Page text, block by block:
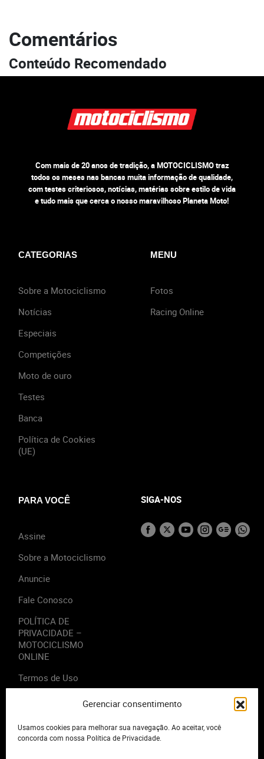
Gerenciar consentimento
Usamos cookies para melhorar sua navegação. Ao aceitar, você
concorda com nossa Política de Privacidade.
Comentários
Conteúdo Recomendado
Com mais de 20 anos de tradição, a MOTOCICLISMO traz
todos os meses nas bancas muita informação de qualidade,
com testes criteriosos, notícias, matérias sobre estilo de vida
e tudo mais que cerca o nosso maravilhoso Planeta Moto!
CATEGORIAS
Sobre a Motociclismo
Notícias
Especiais
Competições
Moto de ouro
Testes
Banca
Política de Cookies
(UE)
MENU
Fotos
Racing Online
PARA VOCÊ
Assine
Sobre a Motociclismo
Anuncie
Fale Conosco
POLÍTICA DE
PRIVACIDADE –
MOTOCICLISMO
ONLINE
Termos de Uso
SIGA-NOS
2023 - Editora Motor Midia. Todos os direitos reservados.